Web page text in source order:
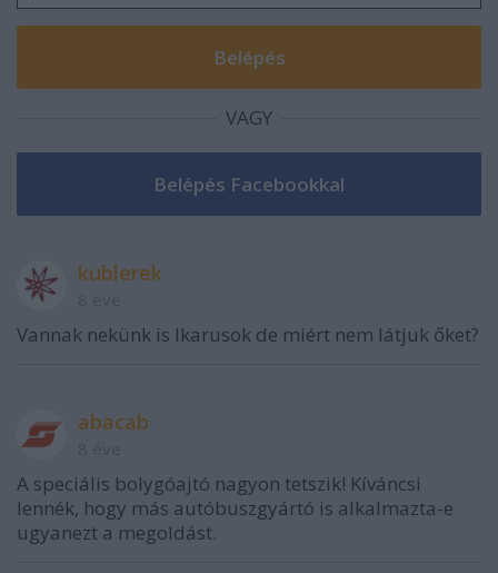
VAGY
kublerek
Vannak nekünk is Ikarusok de miért nem látjuk őket?
abacab
A speciális bolygóajtó nagyon tetszik! Kíváncsi
lennék, hogy más autóbuszgyártó is alkalmazta-e
ugyanezt a megoldást.